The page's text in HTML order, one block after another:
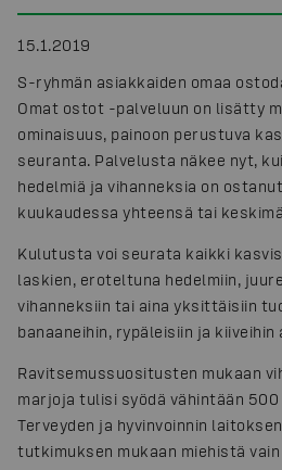
15.1.2019
S-ryhmän asiakkaiden omaa
Omat ostot -palveluun on lisätty
ominaisuus, painoon perustuva
seuranta. Palvelusta näkee nyt,
hedelmiä ja vihanneksia on
kuukaudessa yhteensä tai
Kulutusta voi seurata kaikki
laskien, eroteltuna hedelmiin,
vihanneksiin tai aina yksittäisiin
banaaneihin, rypäleisiin ja kiiveihin
Ravitsemussuositusten mukaan
marjoja tulisi syödä vähintään 500
Terveyden ja hyvinvoinnin
tutkimuksen mukaan miehistä